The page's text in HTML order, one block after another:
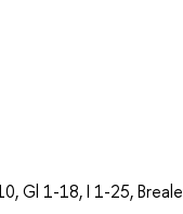
Gl 1-18, I 1-25,